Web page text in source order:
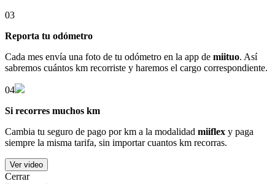
03
Reporta tu odómetro
Cada mes envía una foto de tu odómetro en la app de miituo. Así
sabremos cuántos km recorriste y haremos el cargo correspondiente.
04
Si recorres muchos km
Cambia tu seguro de pago por km a la modalidad miiflex y paga
siempre la misma tarifa, sin importar cuantos km recorras.
Ver video
Cerrar